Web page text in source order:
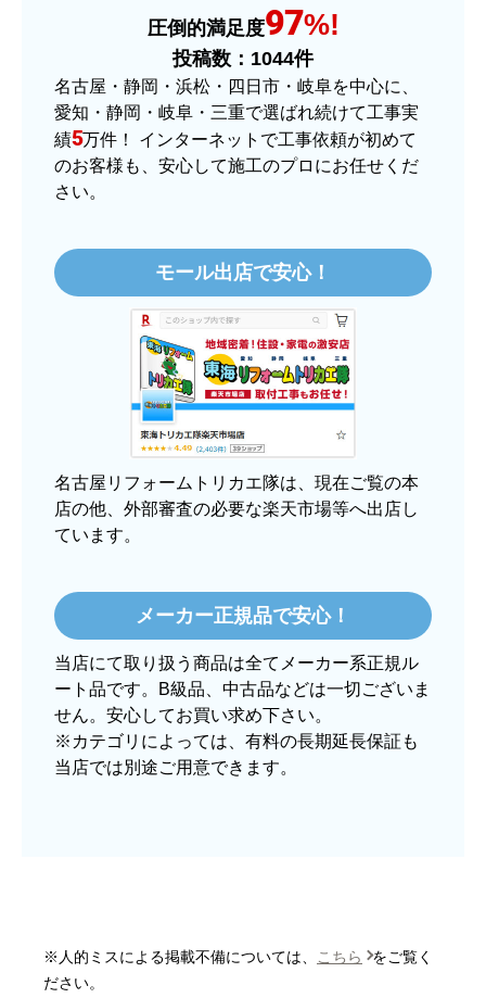
またこのショップを利用したいですか？
はい
【注文商品】ヒーター・ストーブ 【注
文時期】2025年11月頃（モバイルから）
【このショップを選んだ理由は？】
【注文からどのくらいで届きましたか？】
3日程で届きました。発送作業が早かったです。
【その他感想・コメント】
大手ネットショップよりも結構安いところで買う
のは不安でしたが、発送もかなり早くて、梱包も
丁寧でした。
2025年12月24日 21:44
欲しい商品をスムーズに注文できましたか？
はい
ショップからの連絡や対応は適切でしたか？
はい
予定の期日までに商品が届きましたか？
圧倒的満足度97%!
投稿数： 1044件
名古屋・静岡・浜松・四日市・岐阜を中心に、
愛知・静岡・岐阜・三重で選ばれ続けて工事実
績5万件！ インターネットで工事依頼が初めて
のお客様も、安心して施工のプロにお任せくだ
さい。
モール出店で安心！
名古屋リフォームトリカエ隊は、現在ご覧の本
店の他、外部審査の必要な楽天市場等へ出店し
ています。
メーカー正規品で安心！
当店にて取り扱う商品は全てメーカー系正規ル
ート品です。B級品、中古品などは一切ございま
せん。安心してお買い求め下さい。
※カテゴリによっては、有料の長期延長保証も
当店では別途ご用意できます。
※人的ミスによる掲載不備については、 こちら
をご覧く
ださい。